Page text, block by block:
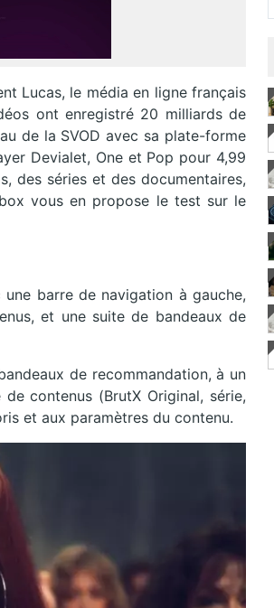
Lucas, le média en ligne français
ont enregistré 20 milliards de
de la SVOD avec sa plate-forme
Devialet, One et Pop pour 4,99
des séries et des documentaires,
vous en propose le test sur le
barre de navigation à gauche,
et une suite de bandeaux de
de recommandation, à un
contenus (BrutX Original, série,
et aux paramètres du contenu.